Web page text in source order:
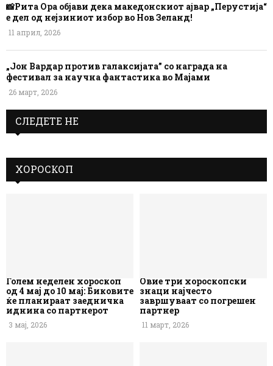
📸Рита Ора објави дека македонскиот ајвар „Перустија“
е дел од нејзиниот избор во Нов Зеланд!
11 април, 2026
„Јон Вардар против галаксијата” со награда на
фестивал за научна фантастика во Мајами
26 март, 2026
СЛЕДЕТЕ НЕ
ХОРОСКОП
Голем неделен хороскоп
од 4 мај до 10 мај: Биковите
ќе планираат заедничка
иднина со партнерот
3 мај, 2026
Овие три хороскопски
знаци најчесто
завршуваат со погрешен
партнер
11 март, 2026